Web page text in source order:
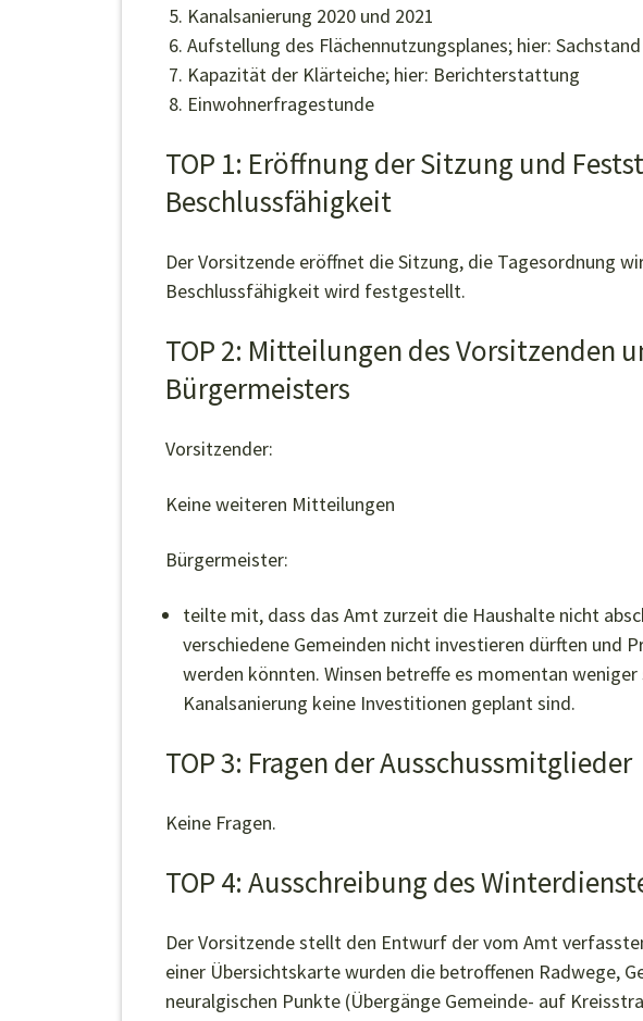
Kanalsanierung 2020 und 2021
Aufstellung des Flächennutzungsplanes; hier: Sachstand
Kapazität der Klärteiche; hier: Berichterstattung
Einwohnerfragestunde
TOP 1: Eröffnung der Sitzung und
Beschlussfähigkeit
Der Vorsitzende eröffnet die Sitzung, die Tagesordnung
Beschlussfähigkeit wird festgestellt.
TOP 2: Mitteilungen des Vorsitzenden
Bürgermeisters
Vorsitzender:
Keine weiteren Mitteilungen
Bürgermeister:
teilte mit, dass das Amt zurzeit die Haushalte nicht
verschiedene Gemeinden nicht investieren dürften und
werden könnten. Winsen betreffe es momentan
Kanalsanierung keine Investitionen geplant sind.
TOP 3: Fragen der Ausschussmitglieder
Keine Fragen.
TOP 4: Ausschreibung des
Der Vorsitzende stellt den Entwurf der vom Amt
einer Übersichtskarte wurden die betroffenen Radwege,
neuralgischen Punkte (Übergänge Gemeinde- auf